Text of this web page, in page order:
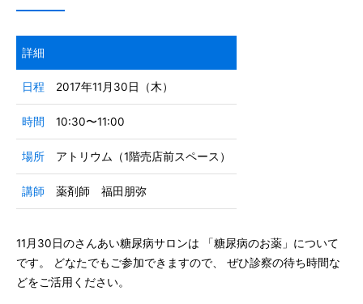
詳細
日程 2017年11月30日（木）
時間 10:30〜11:00
場所 アトリウム（1階売店前スペース）
講師 薬剤師 福田朋弥
11月30日のさんあい糖尿病サロンは 「糖尿病のお薬」について
です。 どなたでもご参加できますので、 ぜひ診察の待ち時間な
どをご活用ください。